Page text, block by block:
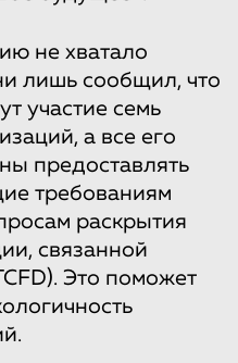
не хватало
лишь сообщил, что
участие семь
а все его
предоставлять
требованиям
раскрытия
связанной
Это поможет